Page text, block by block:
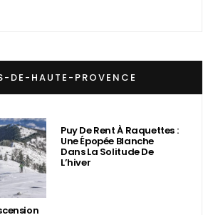
DE-HAUTE-PROVENCE
Puy De Rent À Raquettes :
Une Épopée Blanche
Dans La Solitude De
L’hiver